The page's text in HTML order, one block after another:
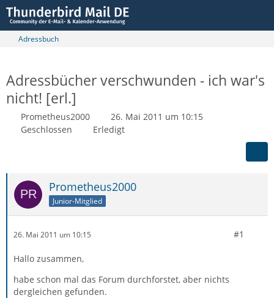
Adressbuch
Adressbücher verschwunden - ich war's
nicht! [erl.]
Prometheus2000
26. Mai 2011 um 10:15
Geschlossen
Erledigt
Prometheus2000
Junior-Mitglied
26. Mai 2011 um 10:15 #1
Hallo zusammen,
habe schon mal das Forum durchforstet, aber nichts
dergleichen gefunden.